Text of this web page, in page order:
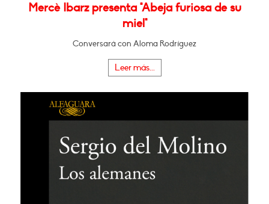
Mercè Ibarz presenta "Abeja furiosa de su
miel"
Conversará con Aloma Rodríguez
Leer más...